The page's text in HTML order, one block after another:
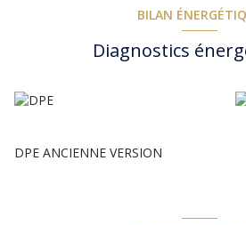
BILAN
Diagnostics
DPE ANCIENNE VERSION